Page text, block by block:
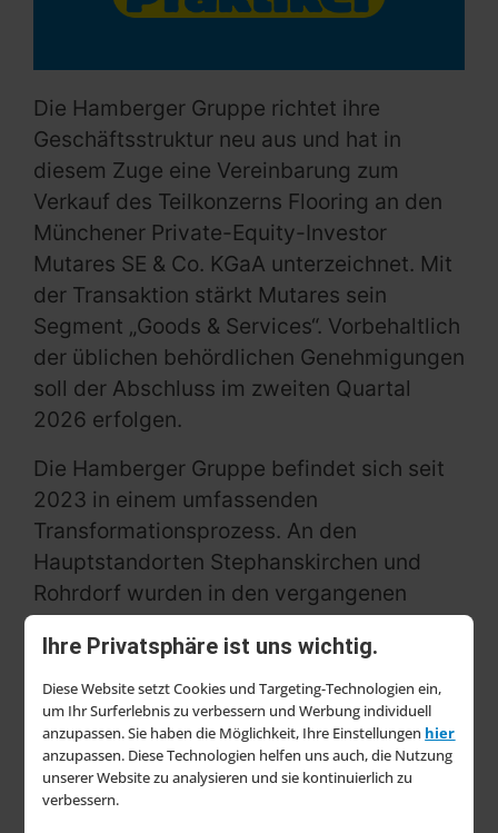
Ihre Privatsphäre ist uns wichtig.
Diese Website setzt Cookies und Targeting-Technologien ein,
um Ihr Surferlebnis zu verbessern und Werbung individuell
anzupassen. Sie haben die Möglichkeit, Ihre Einstellungen hier
anzupassen. Diese Technologien helfen uns auch, die Nutzung
unserer Website zu analysieren und sie kontinuierlich zu
verbessern.
Die Hamberger Gruppe richtet ihre
Geschäftsstruktur neu aus und hat in
diesem Zuge eine Vereinbarung zum
Verkauf des Teilkonzerns Flooring an den
Münchener Private-Equity-Investor
Mutares SE & Co. KGaA unterzeichnet. Mit
der Transaktion stärkt Mutares sein
Segment „Goods & Services“. Vorbehaltlich
der üblichen behördlichen Genehmigungen
soll der Abschluss im zweiten Quartal
2026 erfolgen.
Die Hamberger Gruppe befindet sich seit
2023 in einem umfassenden
Transformationsprozess. An den
Hauptstandorten Stephanskirchen und
Rohrdorf wurden in den vergangenen
Jahren insgesamt mehr als 200
Arbeitsplätze in Produktion, Vertrieb und
Verwaltung abgebaut, zuletzt Ende 2025
im Geschäftsbereich Sanitary. Parallel
dazu investierte das Unternehmen nach
eigenen Angaben erheblich in die
Modernisierung und Automatisierung der